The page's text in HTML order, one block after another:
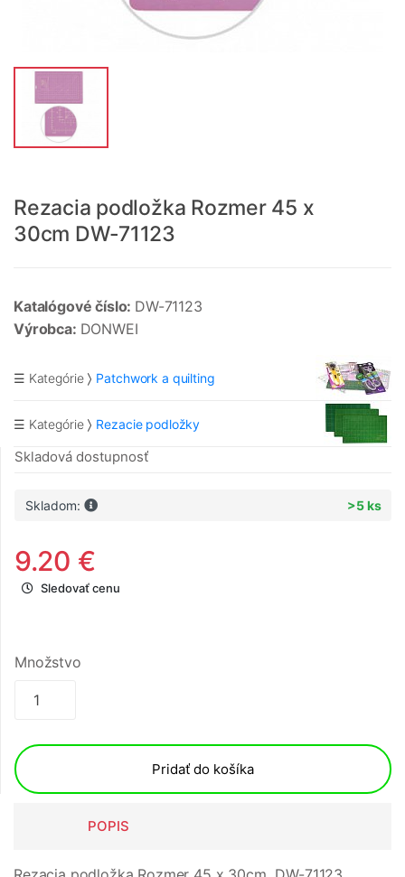
Rezacia podložka Rozmer 45 x
30cm DW-71123
Katalógové číslo: DW-71123
Výrobca: DONWEI
☰ Kategórie Patchwork a quilting
☰ Kategórie Rezacie podložky
Skladová dostupnosť
Skladom: >5 ks
9.20 €
Sledovať cenu
Množstvo
Pridať do košíka
POPIS